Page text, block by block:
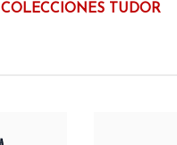
COLECCIONES TUDOR